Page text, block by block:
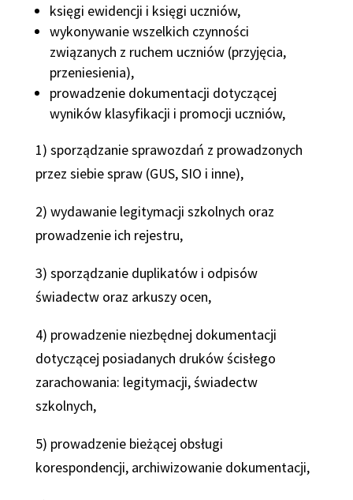
księgi ewidencji i księgi uczniów,
wykonywanie wszelkich czynności
związanych z ruchem uczniów (przyjęcia,
przeniesienia),
prowadzenie dokumentacji dotyczącej
wyników klasyfikacji i promocji uczniów,
1) sporządzanie sprawozdań z prowadzonych
przez siebie spraw (GUS, SIO i inne),
2) wydawanie legitymacji szkolnych oraz
prowadzenie ich rejestru,
3) sporządzanie duplikatów i odpisów
świadectw oraz arkuszy ocen,
4) prowadzenie niezbędnej dokumentacji
dotyczącej posiadanych druków ścisłego
zarachowania: legitymacji, świadectw
szkolnych,
5) prowadzenie bieżącej obsługi
korespondencji, archiwizowanie dokumentacji,